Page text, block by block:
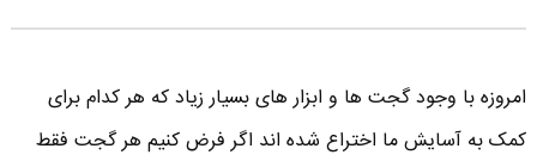
امروزه با وجود گجت ها و ابزار های بسیار زیاد که هر کدام برای
کمک به آسایش ما اختراع شده اند اگر فرض کنیم هر گجت فقط